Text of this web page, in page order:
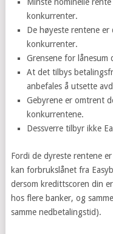
konkurrenter.
De høyeste rentene
konkurrenter.
Grensene for lånesum
At det tilbys
anbefales å utsette
Gebyrene er omtrent
konkurrentene.
Dessverre tilbyr ikke
Fordi de dyreste rentene
kan forbrukslånet fra
dersom kredittscoren din
hos flere banker, og
samme nedbetalingstid).